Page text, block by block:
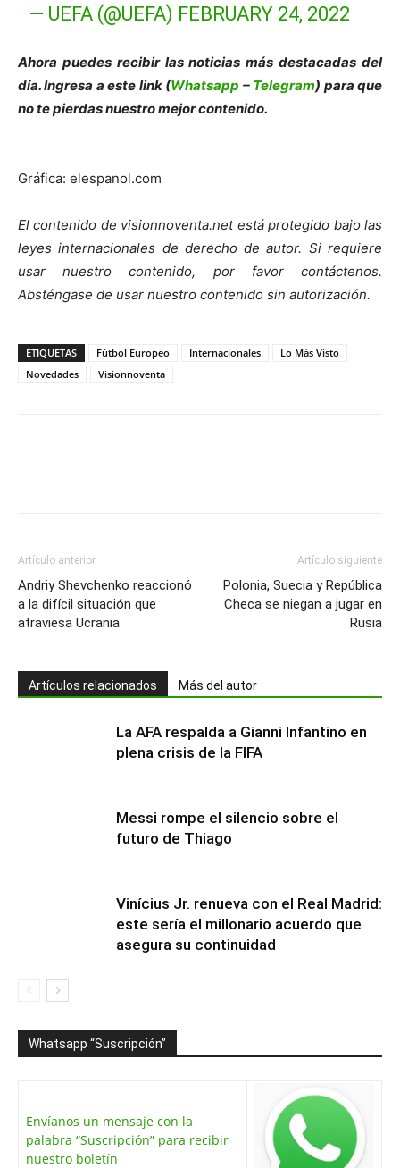
— UEFA (@UEFA) FEBRUARY 24, 2022
Ahora puedes recibir las noticias más destacadas del
día. Ingresa a este link (Whatsapp – Telegram) para que
no te pierdas nuestro mejor contenido.
Gráfica: elespanol.com
El contenido de visionnoventa.net está protegido bajo las
leyes internacionales de derecho de autor. Si requiere
usar nuestro contenido, por favor contáctenos.
Absténgase de usar nuestro contenido sin autorización.
ETIQUETAS Fútbol Europeo Internacionales
Lo Más Visto
Novedades
Visionnoventa
Artículo anterior
Andriy Shevchenko reaccionó
a la difícil situación que
atraviesa Ucrania
Artículo siguiente
Polonia, Suecia y República
Checa se niegan a jugar en
Rusia
Artículos relacionados Más del autor
La AFA respalda a Gianni Infantino en
plena crisis de la FIFA
Messi rompe el silencio sobre el
futuro de Thiago
Vinícius Jr. renueva con el Real Madrid:
este sería el millonario acuerdo que
asegura su continuidad
Whatsapp “Suscripción”
Envíanos un mensaje con la
palabra “Suscripción” para recibir
nuestro boletín